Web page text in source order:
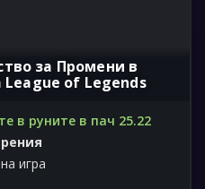
за Промени в
League of Legends
в руните в пач 25.22
игра